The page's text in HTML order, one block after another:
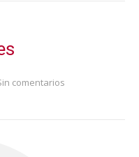
comentarios